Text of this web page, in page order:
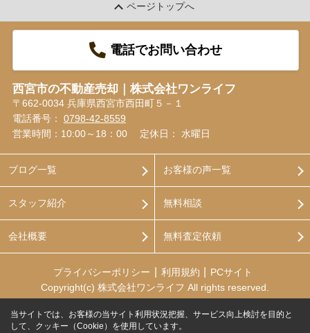
ページトップへ
電話でお問い合わせ
西宮市の不動産売却｜株式会社ワンライフ
〒662-0034 兵庫県西宮市西田町５－１
電話番号： 0798-42-8559
営業時間：10:00～18：00
定休日： 水曜日
ブログ一覧
スタッフ紹介
会社概要
お客様の声一覧
無料相談
無料査定依頼
プライバシーポリシー 利用規約
PCサイト
Copyright(c) 株式会社ワンライフ All rights reserved.
当サイトでは、お客様の当サイト利用状況把握、サービス向上検討を目的と
して、クッキー（Cookie）を使用しています。